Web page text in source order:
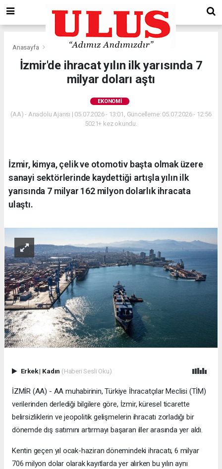
Anasayfa Ekonomi
İzmir'de ihracat yılın ilk yarısında 7
milyar doları aştı
EKONOMI
(AA) - Anadolu Ajansı | 05.07.2026 - 13:01, Güncelleme: 05.07.2026 - 12:56
5021+ kez okundu.
İzmir, kimya, çelik ve otomotiv başta olmak üzere
sanayi sektörlerinde kaydettiği artışla yılın ilk
yarısında 7 milyar 162 milyon dolarlık ihracata
ulaştı.
Erkek| Kadın (Haberi Sesli Oku)
İZMİR (AA) - AA muhabirinin, Türkiye İhracatçılar Meclisi (TİM)
verilerinden derlediği bilgilere göre, İzmir, küresel ticarette
belirsizliklerin ve jeopolitik gelişmelerin ihracatı zorladığı bir
dönemde dış satımını artırmayı başaran iller arasında yer aldı.
Kentin geçen yıl ocak-haziran dönemindeki ihracatı, 6 milyar
706 milyon dolar olarak kayıtlarda yer alırken bu yılın aynı